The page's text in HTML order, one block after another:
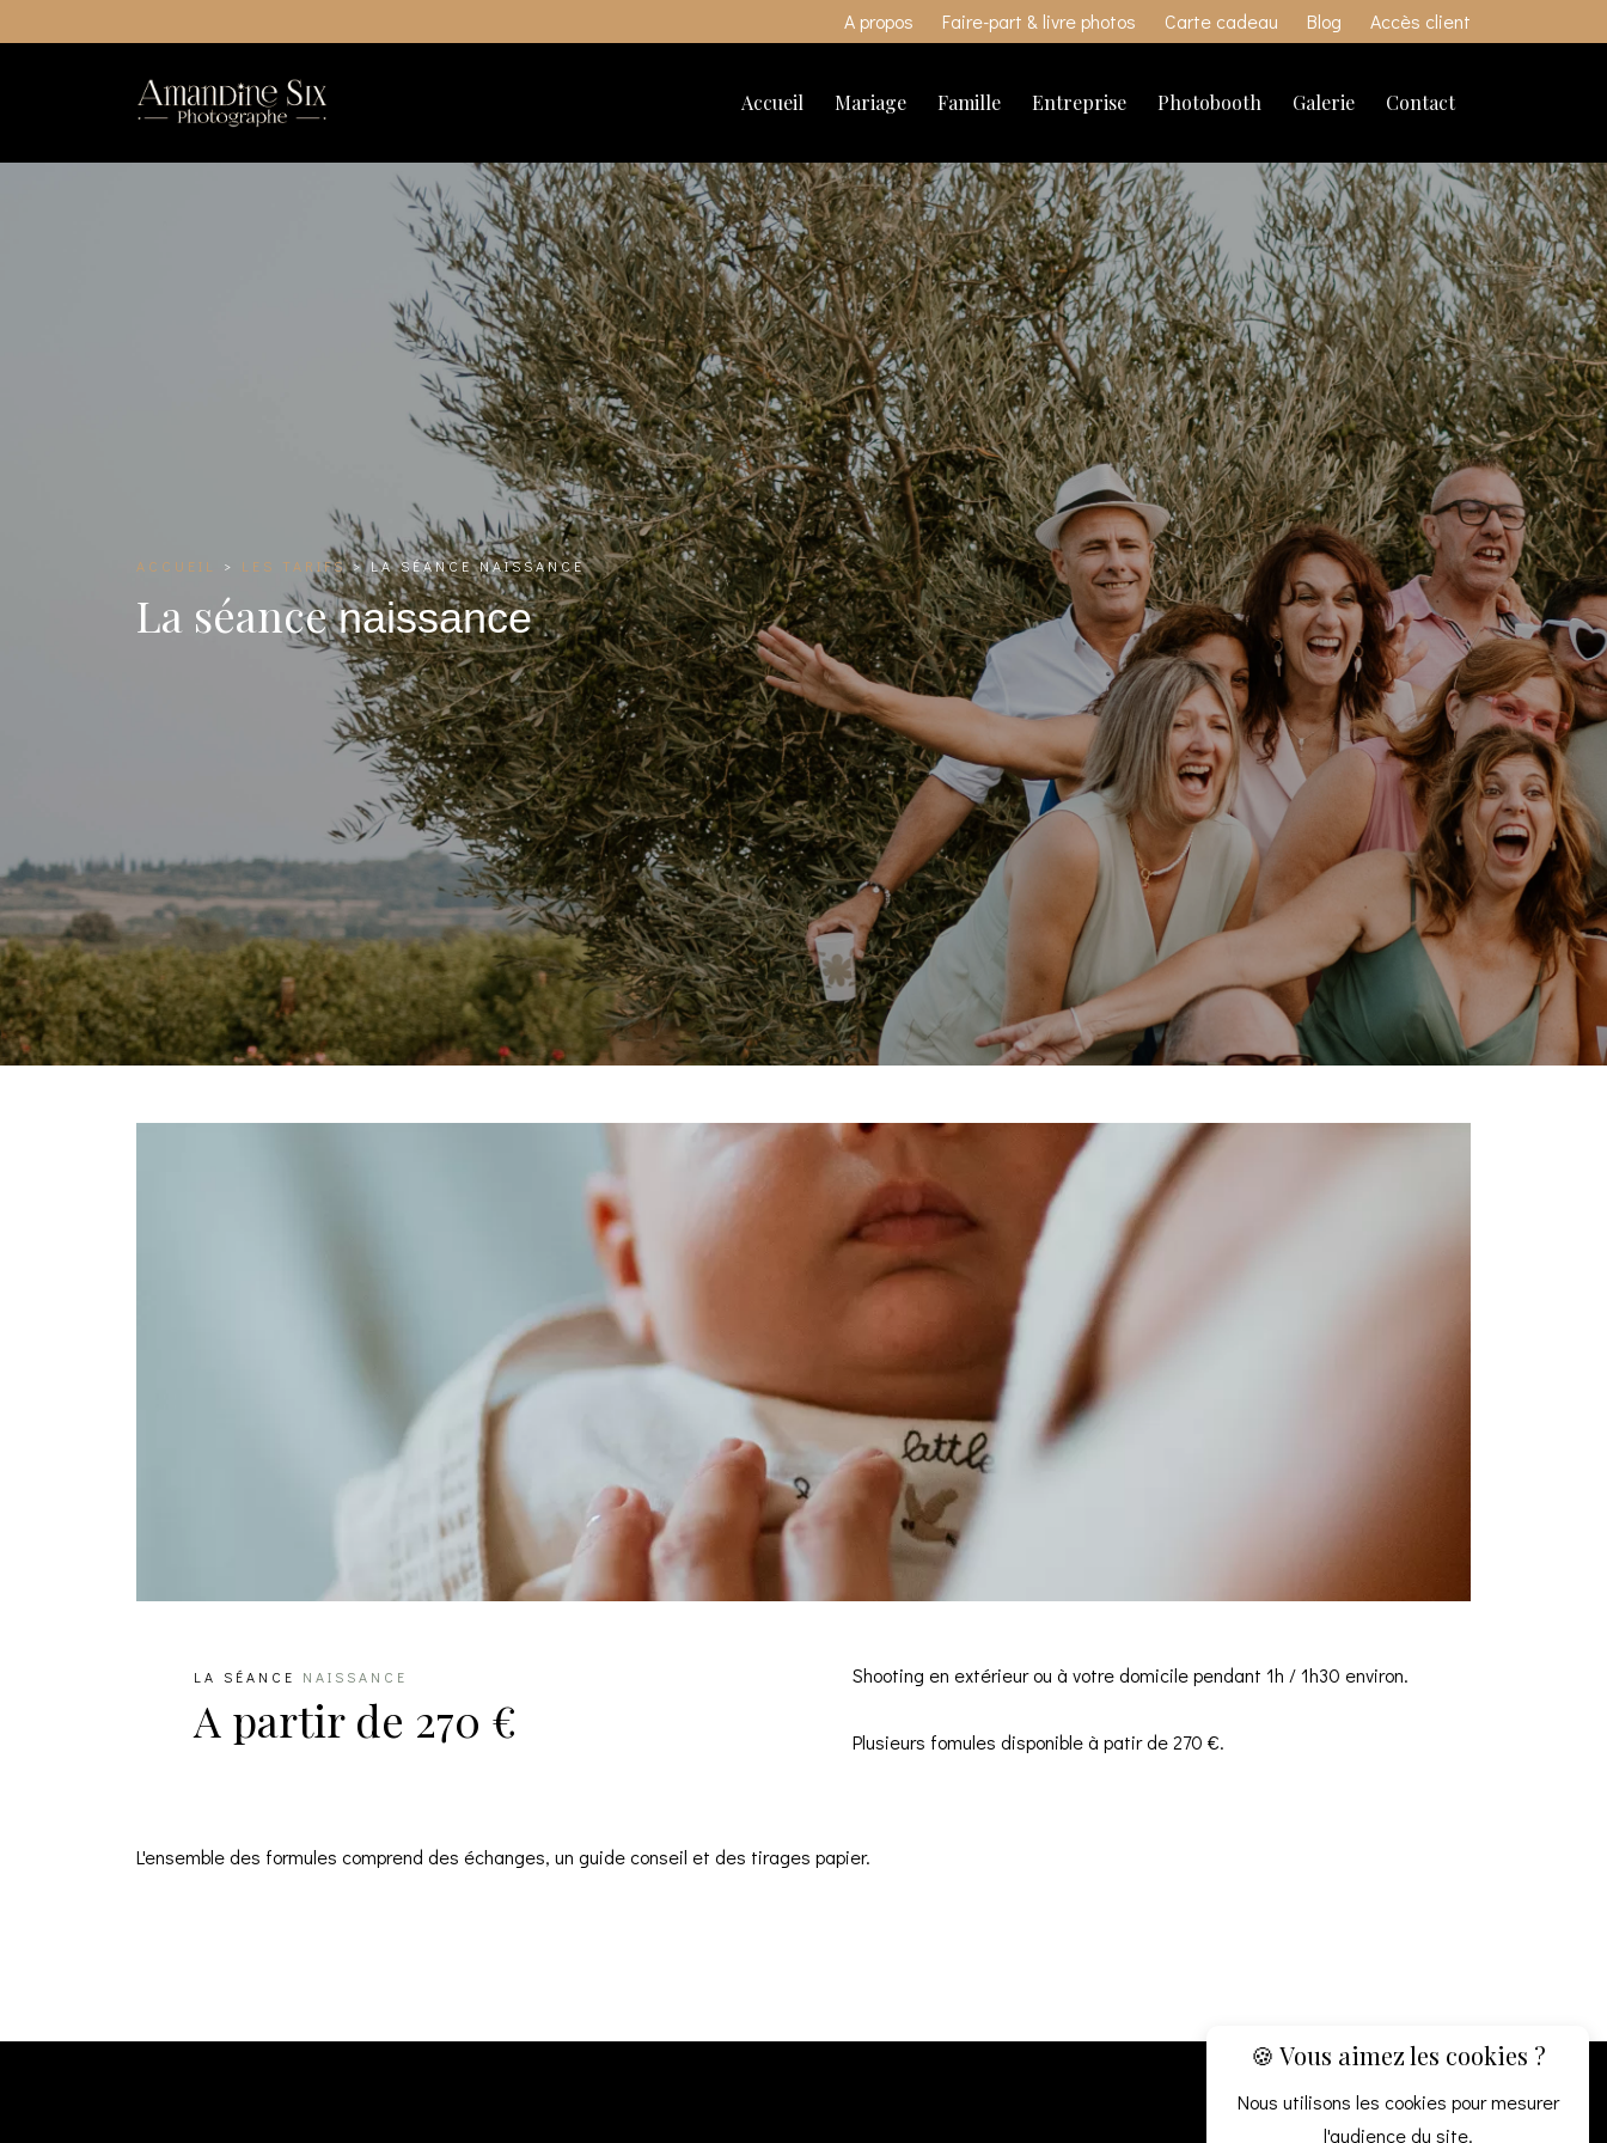
A propos Faire-part & livre photos Carte cadeau Blog Accès client
Accueil Mariage Famille Entreprise Photobooth Galerie Contact
ACCUEIL > LES TARIFS>LA SÉANCENAISSANCE
La séancenaissance
LA SÉANCE NAISSANCE
A partir de 270 €
Shooting en extérieur ou à votre domicile pendant 1h / 1h30 environ.
Plusieurs fomules disponible à patir de 270 €.
L'ensemble des formules comprend des échanges, un guide conseil et des tirages papier.
🍪 Vous aimez les cookies ?
Nous utilisons les cookies pour mesurer
l'audience du site.